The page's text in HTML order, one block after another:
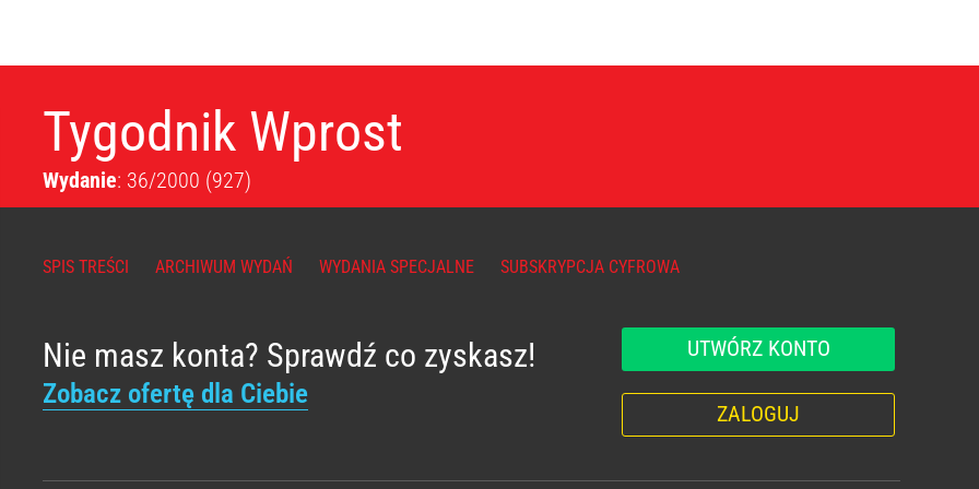
Tygodnik Wprost
Wydanie: 36/2000 (927)
SPIS TREŚCI ARCHIWUM WYDAŃ WYDANIA SPECJALNE SUBSKRYPCJA CYFROWA
Nie masz konta? Sprawdź co zyskasz!
Zobacz ofertę dla Ciebie
UTWÓRZ KONTO
ZALOGUJ